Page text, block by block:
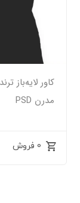
کاور
مدرن PSD
0 فروش